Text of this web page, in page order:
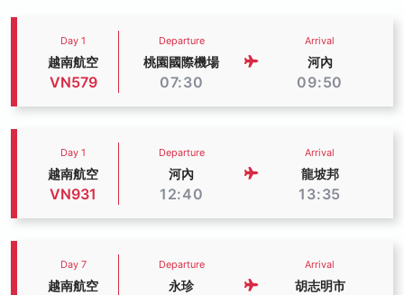
Day 1
越南航空
VN579
Departure
桃園國際機場
07:30
Arrival
河內
09:50
Day 1
越南航空
VN931
Departure
河內
12:40
Arrival
龍坡邦
13:35
Day 7
越南航空
Departure
永珍
Arrival
胡志明市